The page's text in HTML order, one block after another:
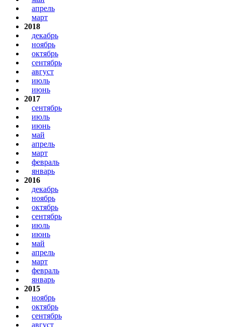
апрель
март
2018
декабрь
ноябрь
октябрь
сентябрь
август
июль
июнь
2017
сентябрь
июль
июнь
май
апрель
март
февраль
январь
2016
декабрь
ноябрь
октябрь
сентябрь
июль
июнь
май
апрель
март
февраль
январь
2015
ноябрь
октябрь
сентябрь
август